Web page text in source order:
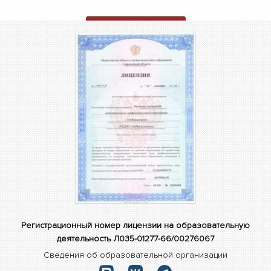
Регистрационный номер лицензии на образовательную
деятельность Л035-01277-66/00276067
Сведения об образовательной организации